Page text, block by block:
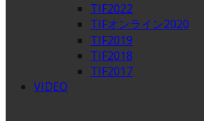
TIF2022
TIFオンライン2020
TIF2019
TIF2018
TIF2017
VIDEO